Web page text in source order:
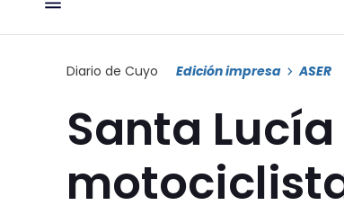
Diario de Cuyo Edición impresa ASER
Santa